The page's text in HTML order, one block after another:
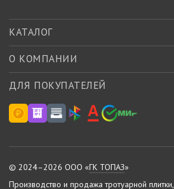
КАТАЛОГ
О КОМПАНИИ
ДЛЯ ПОКУПАТЕЛЕЙ
© 2024–2026 ООО «ГК ТОПАЗ»
Производство и продажа тротуарной плитки,